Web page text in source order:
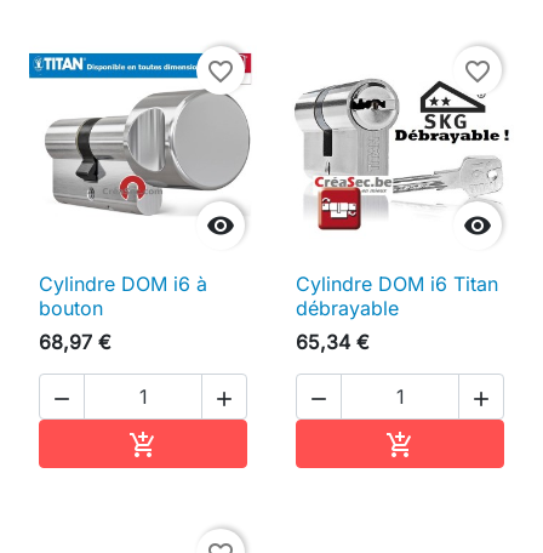

favorite_border
Cylindre DOM i6 à
bouton
68,97 €
 


favorite_border
Cylindre DOM i6 Titan
débrayable
65,34 €
 
